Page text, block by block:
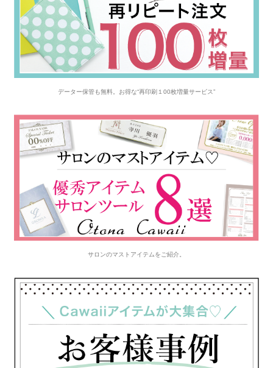
データー保管も無料。お得な“再印刷１00枚増量サービス”
サロンのマストアイテムをご紹介。